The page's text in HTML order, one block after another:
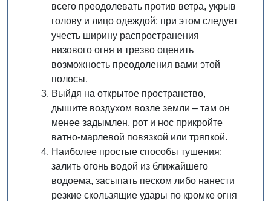
всего преодолевать против ветра, укрыв
голову и лицо одеждой: при этом следует
учесть ширину распространения
низового огня и трезво оценить
возможность преодоления вами этой
полосы.
Выйдя на открытое пространство,
дышите воздухом возле земли – там он
менее задымлен, рот и нос прикройте
ватно-марлевой повязкой или тряпкой.
Наиболее простые способы тушения:
залить огонь водой из ближайшего
водоема, засыпать песком либо нанести
резкие скользящие удары по кромке огня